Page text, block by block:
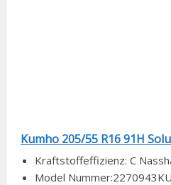
Kumho 205/55 R16 91H
Kraftstoffeffizienz: C
Model